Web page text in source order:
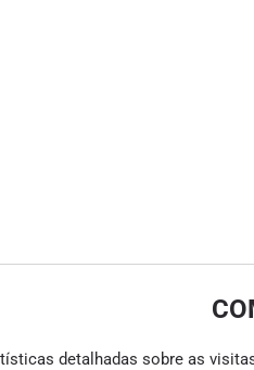
detalhadas sobre as